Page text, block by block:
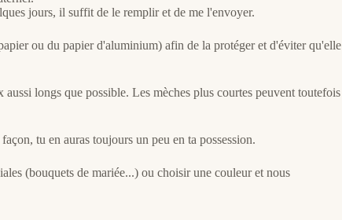
jours, il suffit de le remplir et de me l'envoyer.
ou du papier d'aluminium) afin de la protéger et d'éviter qu'elle
longs que possible. Les mèches plus courtes peuvent toutefois
tu en auras toujours un peu en ta possession.
(bouquets de mariée...) ou choisir une couleur et nous